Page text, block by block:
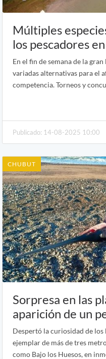
Múltiples
los pescadores
En el fin de semana de la
variadas alternativas para el
competencia. Torneos y
Publicado: 14-08-2025 10:00
CHUBUT
Sorpresa en las
aparición de un
Despertó la curiosidad de los
ejemplar de más de tres
como Bajo los Huesos, en